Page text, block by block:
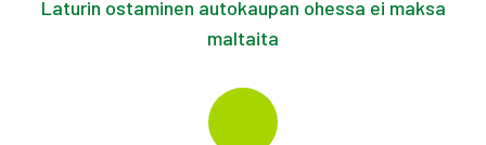
Laturin ostaminen autokaupan ohessa ei maksa
maltaita